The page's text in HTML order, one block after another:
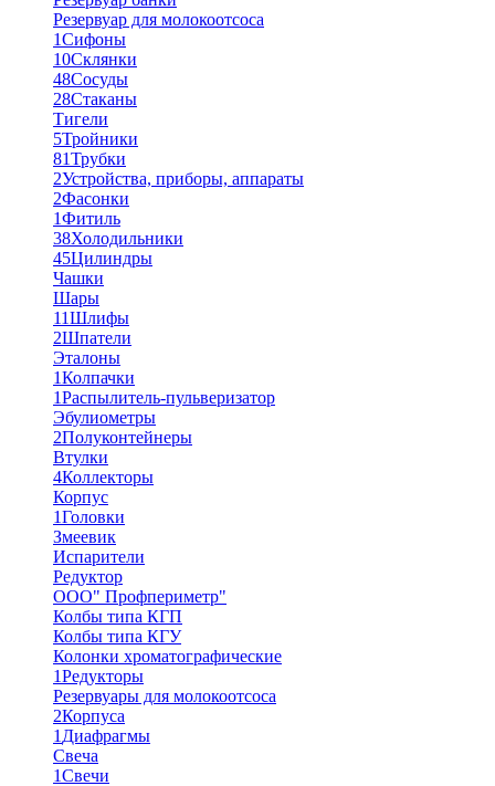
Резервуар для молокоотсоса
1Сифоны
10Склянки
48Сосуды
28Стаканы
Тигели
5Тройники
81Трубки
2Устройства, приборы, аппараты
2Фасонки
1Фитиль
38Холодильники
45Цилиндры
Чашки
Шары
11Шлифы
2Шпатели
Эталоны
1Колпачки
1Распылитель-пульверизатор
Эбулиометры
2Полуконтейнеры
Втулки
4Коллекторы
Корпус
1Головки
Змеевик
Испарители
Редуктор
ООО" Профпериметр"
Колбы типа КГП
Колбы типа КГУ
Колонки хроматографические
1Редукторы
Резервуары для молокоотсоса
2Корпуса
1 Диафрагмы
Свеча
1Свечи